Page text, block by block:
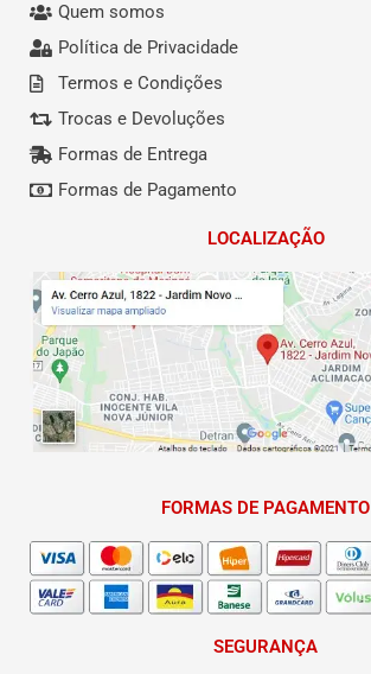
Quem somos
Política de Privacidade
Termos e Condições
Trocas e Devoluções
Formas de Entrega
Formas de Pagamento
LOCALIZAÇÃO
FORMAS DE PAGAMENTO
SEGURANÇA